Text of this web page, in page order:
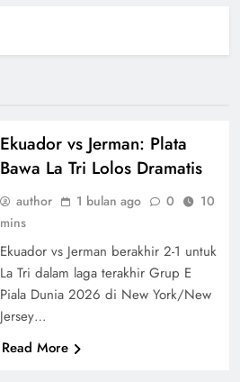
Ekuador vs Jerman: Plata
Bawa La Tri Lolos Dramatis
author 1 bulan ago 0
10
mins
Ekuador vs Jerman berakhir 2-1 untuk
La Tri dalam laga terakhir Grup E
Piala Dunia 2026 di New York/New
Jersey…
Read More